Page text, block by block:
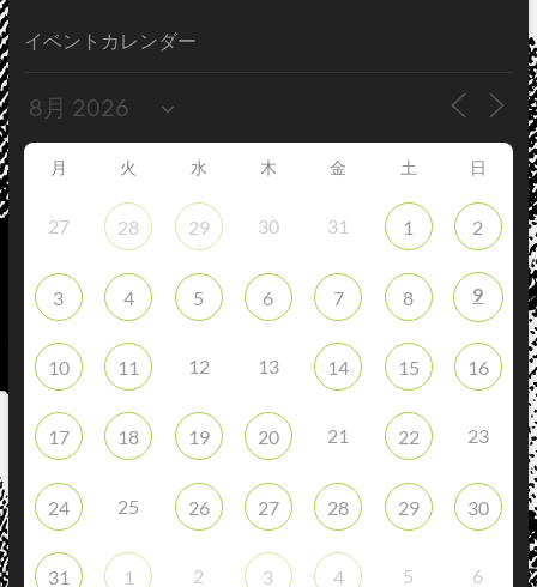
イベントカレンダー
月 火 水 木 金 土 日
27 28 29 30 31 1 2
3 4 5 6 7 8 9
10 11 12 13 14 15 16
17 18 19 20 21 22 23
24 25 26 27 28 29 30
31 1 2 3 4 5 6